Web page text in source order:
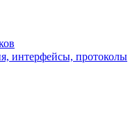
интерфейсы, протоколы